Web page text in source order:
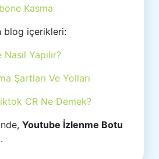
Kasma
blog içerikleri:
Yapılır?
Şartları Ve Yolları
CR Ne Demek?
Youtube İzlenme Botu